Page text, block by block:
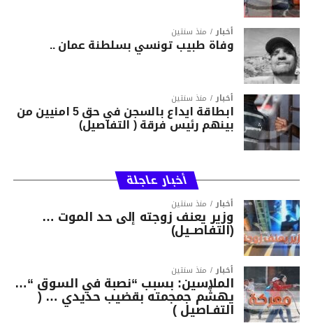
أخبار منذ سنتين
وفاة طبيب تونسي بسلطنة عمان ..
أخبار منذ سنتين
ابطاقة ايداع بالسجن في حق 5 امنيين من
بينهم رئيس فرقة ( التفاصيل)
أخبار عاجلة
أخبار منذ سنتين
وزير يعنف زوجته إلى حد الموت …
(التفاصــيل)
أخبار منذ سنتين
الملاسين: بسبب “نصبة في السوق “…
يهشّم جمجمته بقضيب حديدي … (
التفـاصيل )